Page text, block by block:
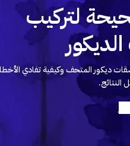
لتركيب
ديكور المتحف وكيفية تفادي